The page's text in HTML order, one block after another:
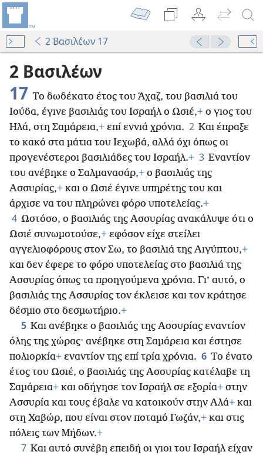
2 Βασιλέων 17
2 Βασιλέων
17 Το δωδέκατο έτος του Άχαζ, του βασιλιά του
Ιούδα, έγινε βασιλιάς του Ισραήλ ο Ωσιέ,+ ο γιος του
Ηλά, στη Σαμάρεια,+ επί εννιά χρόνια. 2 Και έπραξε
το κακό στα μάτια του Ιεχωβά, αλλά όχι όπως οι
προγενέστεροι βασιλιάδες του Ισραήλ.+ 3 Εναντίον
του ανέβηκε ο Σαλμανασάρ,+ ο βασιλιάς της
Ασσυρίας,+ και ο Ωσιέ έγινε υπηρέτης του και
άρχισε να του πληρώνει φόρο υποτελείας.+
4 Ωστόσο, ο βασιλιάς της Ασσυρίας ανακάλυψε ότι ο
Ωσιέ συνωμοτούσε,+ εφόσον είχε στείλει
αγγελιοφόρους στον Σω, το βασιλιά της Αιγύπτου,+
και δεν έφερε το φόρο υποτελείας στο βασιλιά της
Ασσυρίας όπως τα προηγούμενα χρόνια. Γι’ αυτό, ο
βασιλιάς της Ασσυρίας τον έκλεισε και τον κράτησε
δέσμιο στο δεσμωτήριο.+
5 Και ανέβηκε ο βασιλιάς της Ασσυρίας εναντίον
όλης της χώρας· ανέβηκε στη Σαμάρεια και έστησε
πολιορκία+ εναντίον της επί τρία χρόνια. 6 Το ένατο
έτος του Ωσιέ, ο βασιλιάς της Ασσυρίας κατέλαβε τη
Σαμάρεια+ και οδήγησε τον Ισραήλ σε εξορία+ στην
Ασσυρία και τους έβαλε να κατοικούν στην Αλά+ και
στη Χαβώρ, που είναι στον ποταμό Γωζάν,+ και στις
πόλεις των Μήδων.+
7 Και αυτό συνέβη επειδή οι γιοι του Ισραήλ είχαν